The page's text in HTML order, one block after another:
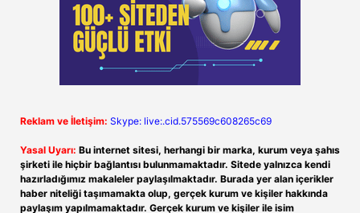
Reklam ve İletişim: Skype: live:.cid.575569c608265c69
Yasal Uyarı: Bu internet sitesi, herhangi bir marka, kurum veya şahıs
şirketi ile hiçbir bağlantısı bulunmamaktadır. Sitede yalnızca kendi
hazırladığımız makaleler paylaşılmaktadır. Burada yer alan içerikler
haber niteliği taşımamakta olup, gerçek kurum ve kişiler hakkında
paylaşım yapılmamaktadır. Gerçek kurum ve kişiler ile isim